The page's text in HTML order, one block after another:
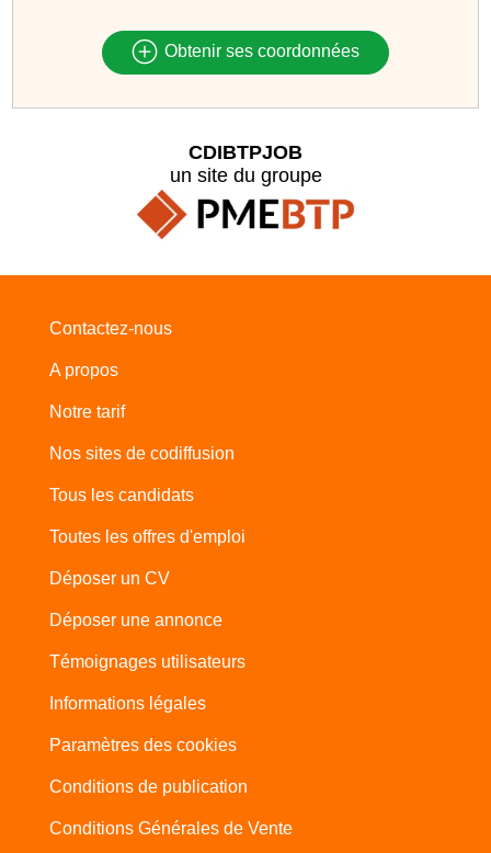
Obtenir ses coordonnées
CDIBTPJOB
un site du groupe
Contactez-nous
A propos
Notre tarif
Nos sites de codiffusion
Tous les candidats
Toutes les offres d'emploi
Déposer un CV
Déposer une annonce
Témoignages utilisateurs
Informations légales
Paramètres des cookies
Conditions de publication
Conditions Générales de Vente